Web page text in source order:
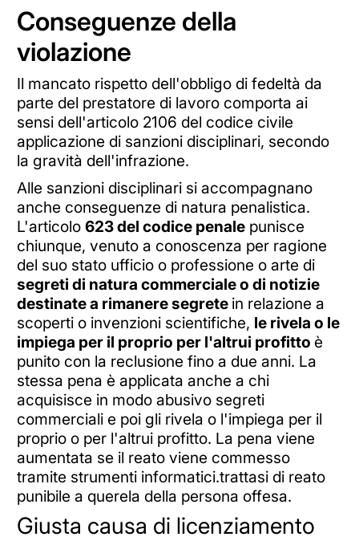
Conseguenze della
violazione
Il mancato rispetto dell'obbligo di fedeltà da
parte del prestatore di lavoro comporta ai
sensi dell'articolo 2106 del codice civile
applicazione di sanzioni disciplinari, secondo
la gravità dell'infrazione.
Alle sanzioni disciplinari si accompagnano
anche conseguenze di natura penalistica.
L'articolo 623 del codice penalepunisce
chiunque, venuto a conoscenza per ragione
del suo stato ufficio o professione o arte di
segreti di natura commerciale o di notizie
destinate a rimanere segrete in relazione a
scoperti o invenzioni scientifiche, le rivela o le
impiega per il proprio per l'altrui profitto è
punito con la reclusione fino a due anni. La
stessa pena è applicata anche a chi
acquisisce in modo abusivo segreti
commerciali e poi gli rivela o l'impiega per il
proprio o per l'altrui profitto. La pena viene
aumentata se il reato viene commesso
tramite strumenti informatici.trattasi di reato
punibile a querela della persona offesa.
Giusta causa di licenziamento